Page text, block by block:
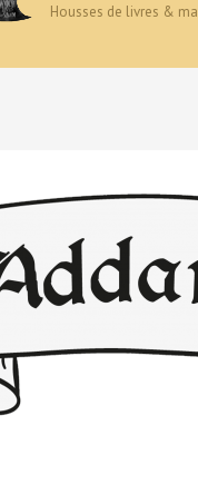
Housses de livres &